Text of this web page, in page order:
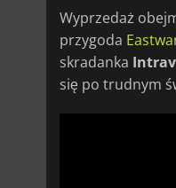
Wyprzedaż
przygoda
skradanka
się po trudnym